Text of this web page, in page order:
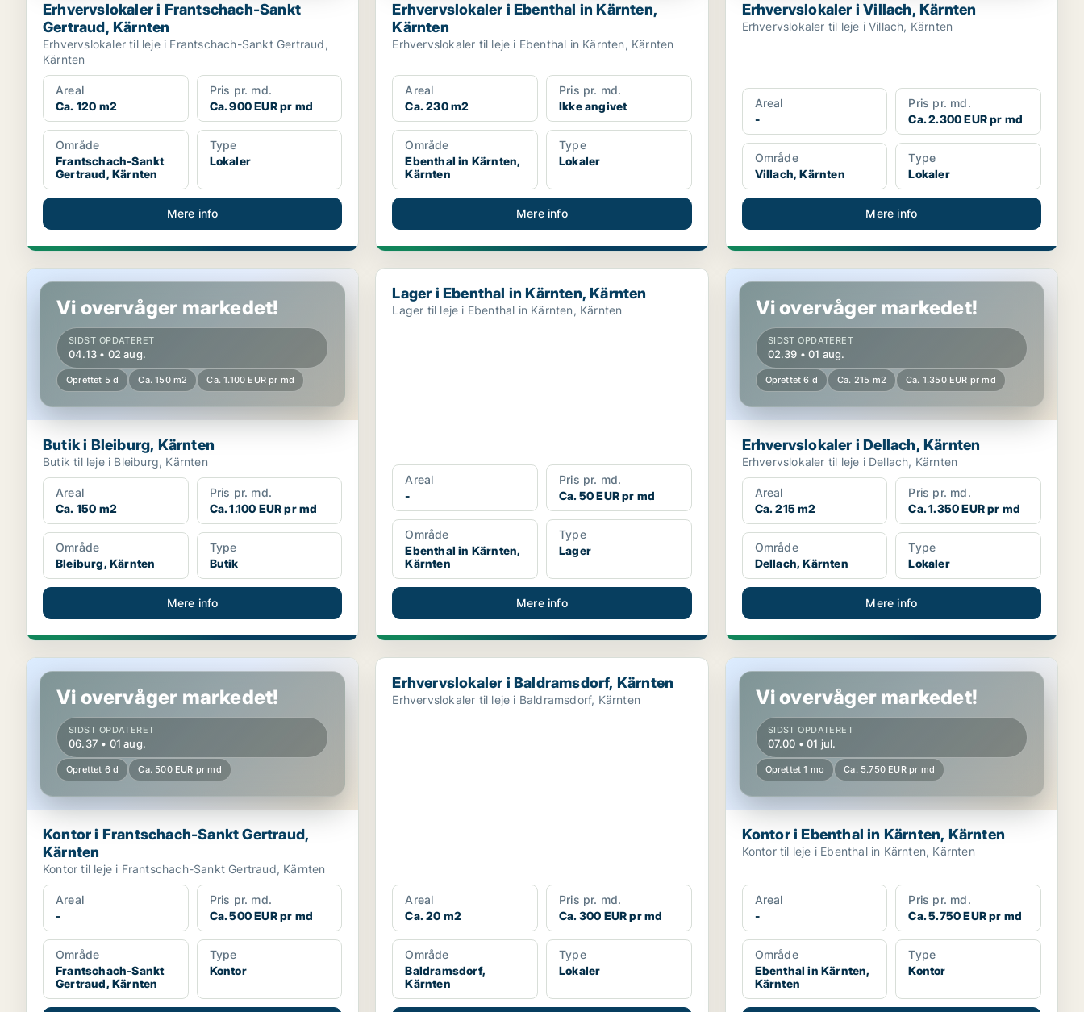
Erhvervslokaler i Frantschach-Sankt
Gertraud, Kärnten
Erhvervslokaler til leje i Frantschach-Sankt Gertraud,
Kärnten
Areal
Ca. 120 m2
Pris pr. md.
Ca. 900 EUR pr md
Område
Frantschach-Sankt
Gertraud, Kärnten
Type
Lokaler
Mere info
Erhvervslokaler i Ebenthal in Kärnten,
Kärnten
Erhvervslokaler til leje i Ebenthal in Kärnten, Kärnten
Areal
Ca. 230 m2
Pris pr. md.
Ikke angivet
Område
Ebenthal in Kärnten,
Kärnten
Type
Lokaler
Mere info
Erhvervslokaler i Villach, Kärnten
Erhvervslokaler til leje i Villach, Kärnten
Areal
-
Pris pr. md.
Ca. 2.300 EUR pr md
Område
Villach, Kärnten
Type
Lokaler
Mere info
Butik i Bleiburg, Kärnten
Vi overvåger markedet!
SIDST OPDATERET
04.13 • 02 aug.
Oprettet 5 d Ca. 150 m2 Ca. 1.100 EUR pr md
Butik i Bleiburg, Kärnten
Butik til leje i Bleiburg, Kärnten
Areal
Ca. 150 m2
Pris pr. md.
Ca. 1.100 EUR pr md
Område
Bleiburg, Kärnten
Type
Butik
Mere info
Lager i Ebenthal in Kärnten, Kärnten
Lager i Ebenthal in Kärnten, Kärnten
Lager til leje i Ebenthal in Kärnten, Kärnten
Areal
-
Pris pr. md.
Ca. 50 EUR pr md
Område
Ebenthal in Kärnten,
Kärnten
Type
Lager
Mere info
Erhvervslokaler i Dellach, Kärnten
Vi overvåger markedet!
SIDST OPDATERET
02.39 • 01 aug.
Oprettet 6 d Ca. 215 m2 Ca. 1.350 EUR pr md
Erhvervslokaler i Dellach, Kärnten
Erhvervslokaler til leje i Dellach, Kärnten
Areal
Ca. 215 m2
Pris pr. md.
Ca. 1.350 EUR pr md
Område
Dellach, Kärnten
Type
Lokaler
Mere info
Kontor i Frantschach-Sankt Gertraud, Kärnten
Vi overvåger markedet!
SIDST OPDATERET
06.37 • 01 aug.
Oprettet 6 d Ca. 500 EUR pr md
Kontor i Frantschach-Sankt Gertraud,
Kärnten
Kontor til leje i Frantschach-Sankt Gertraud, Kärnten
Areal
-
Pris pr. md.
Ca. 500 EUR pr md
Område
Frantschach-Sankt
Gertraud, Kärnten
Type
Kontor
Erhvervslokaler i Baldramsdorf, Kärnten
Erhvervslokaler i Baldramsdorf, Kärnten
Erhvervslokaler til leje i Baldramsdorf, Kärnten
Areal
Ca. 20 m2
Pris pr. md.
Ca. 300 EUR pr md
Område
Baldramsdorf,
Kärnten
Type
Lokaler
Kontor i Ebenthal in Kärnten, Kärnten
Vi overvåger markedet!
SIDST OPDATERET
07.00 • 01 jul.
Oprettet 1 mo Ca. 5.750 EUR pr md
Kontor i Ebenthal in Kärnten, Kärnten
Kontor til leje i Ebenthal in Kärnten, Kärnten
Areal
-
Pris pr. md.
Ca. 5.750 EUR pr md
Område
Ebenthal in Kärnten,
Kärnten
Type
Kontor